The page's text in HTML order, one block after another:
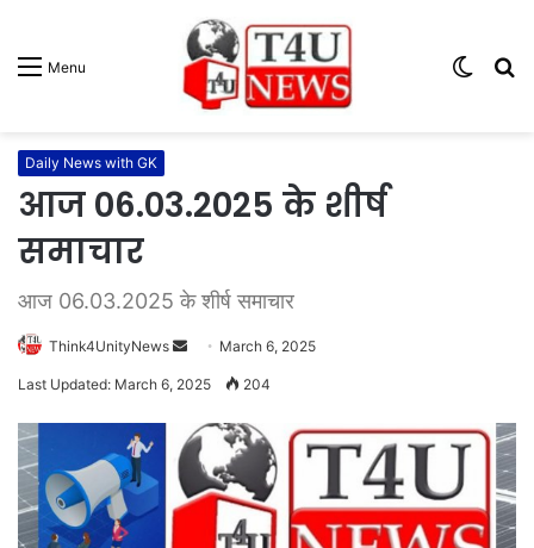
Menu
Switch
Daily News with GK
आज 06.03.2025 के शीर्ष
समाचार
आज 06.03.2025 के शीर्ष समाचार
Think4UnityNews
d
n
March 6, 2025
Last Updated: March 6, 2025 204